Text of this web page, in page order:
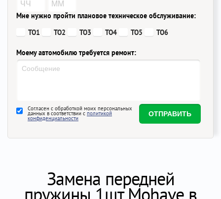
Мне нужно пройти плановое техническое обслуживание:
ТО1
ТО2 ТО3 ТО4 ТО5 ТО6
Моему автомобилю требуется ремонт:
Согласен с обработкой моих персональных
данных в соответствии с политикой
конфиденциальности
Замена передней
пружины 1шт Mohave в